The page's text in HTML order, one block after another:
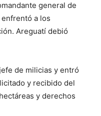
general de
a los
Areguatí debió
de milicias y entró
y recibido del
y derechos